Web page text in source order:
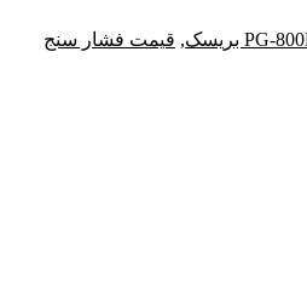
, قیمت فشار سنج